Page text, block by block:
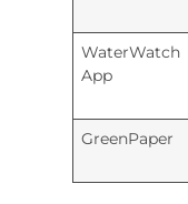
WaterWatch
App
GreenPaper